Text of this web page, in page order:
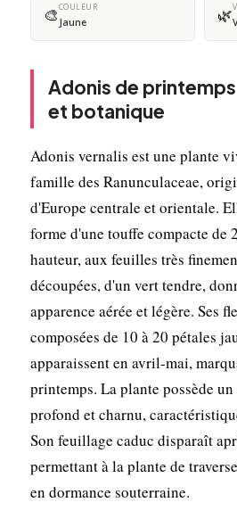
🎨COULEUR
Jaune 🌿
Adonis de
et botanique
Adonis vernalis est une plante
famille des Ranunculaceae,
d'Europe centrale et orientale.
forme d'une touffe compacte de
hauteur, aux feuilles très
découpées, d'un vert tendre,
apparence aérée et légère. Ses
composées de 10 à 20 pétales
apparaissent en avril-mai,
printemps. La plante possède
profond et charnu,
Son feuillage caduc disparaît
permettant à la plante de
en dormance souterraine.